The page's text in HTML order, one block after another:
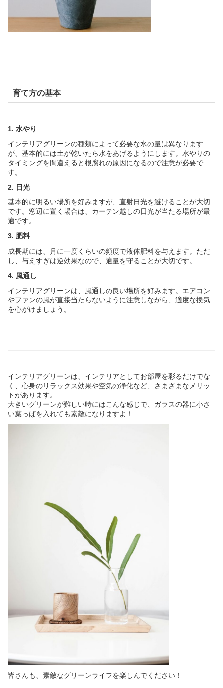
育て方の基本
1. 水やり
インテリアグリーンの種類によって必要な水の量は異なります
が、基本的には土が乾いたら水をあげるようにします。水やりの
タイミングを間違えると根腐れの原因になるので注意が必要で
す。
2. 日光
基本的に明るい場所を好みますが、直射日光を避けることが大切
です。窓辺に置く場合は、カーテン越しの日光が当たる場所が最
適です。
3. 肥料
成長期には、月に一度くらいの頻度で液体肥料を与えます。ただ
し、与えすぎは逆効果なので、適量を守ることが大切です。
4. 風通し
インテリアグリーンは、風通しの良い場所を好みます。エアコン
やファンの風が直接当たらないように注意しながら、適度な換気
を心がけましょう。
インテリアグリーンは、インテリアとしてお部屋を彩るだけでな
く、心身のリラックス効果や空気の浄化など、さまざまなメリッ
トがあります。
大きいグリーンが難しい時にはこんな感じで、ガラスの器に小さ
い葉っぱを入れても素敵になりますよ！
皆さんも、素敵なグリーンライフを楽しんでください！